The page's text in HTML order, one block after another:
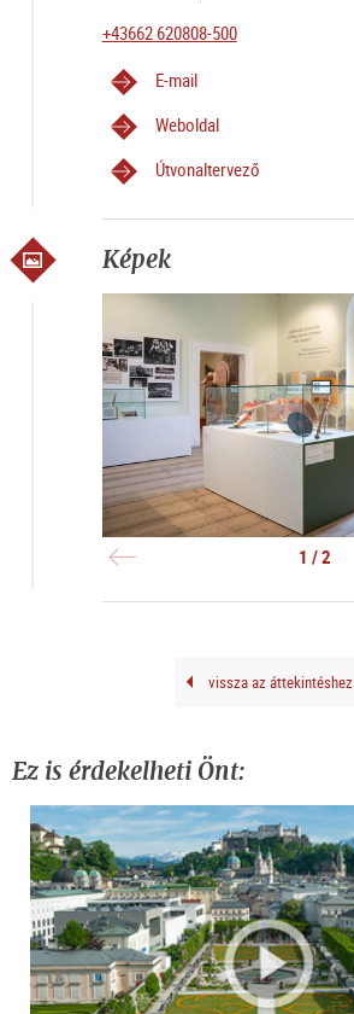
+43662 620808-500
E-mail
Weboldal
Útvonaltervező
Képek
1 / 2
vissza az áttekintéshez
Ez is érdekelheti Önt: